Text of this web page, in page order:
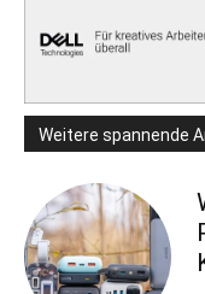
Weitere spannende